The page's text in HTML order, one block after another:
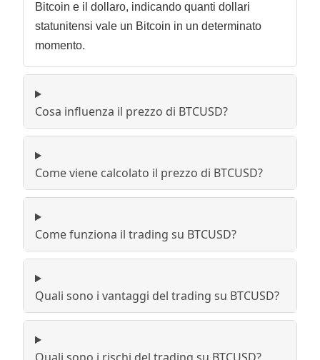
Bitcoin e il dollaro, indicando quanti dollari
statunitensi vale un Bitcoin in un determinato
momento.
Cosa influenza il prezzo di BTCUSD?
Come viene calcolato il prezzo di BTCUSD?
Come funziona il trading su BTCUSD?
Quali sono i vantaggi del trading su BTCUSD?